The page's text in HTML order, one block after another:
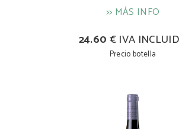
>> MÁS INFO
24.60 € IVA
Precio botella